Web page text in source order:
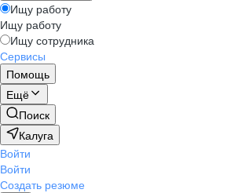
Ищу работу
Ищу работу
Ищу сотрудника
Сервисы
Помощь
Ещё
Поиск
Калуга
Войти
Войти
Создать резюме